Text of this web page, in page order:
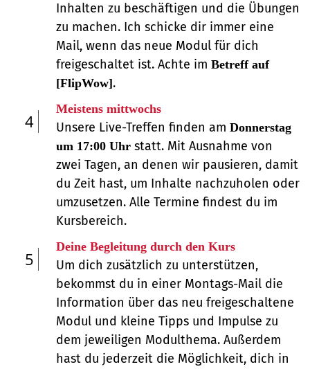
Inhalten zu beschäftigen und die Übungen
zu machen. Ich schicke dir immer eine
Mail, wenn das neue Modul für dich
freigeschaltet ist. Achte im Betreff auf
[FlipWow].
4
Meistens mittwochs
Unsere Live-Treffen finden am Donnerstag
um 17:00 Uhr statt. Mit Ausnahme von
zwei Tagen, an denen wir pausieren, damit
du Zeit hast, um Inhalte nachzuholen oder
umzusetzen. Alle Termine findest du im
Kursbereich.
5
Deine Begleitung durch den Kurs
Um dich zusätzlich zu unterstützen,
bekommst du in einer Montags-Mail die
Information über das neu freigeschaltene
Modul und kleine Tipps und Impulse zu
dem jeweiligen Modulthema. Außerdem
hast du jederzeit die Möglichkeit, dich in